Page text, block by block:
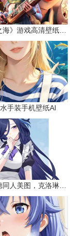
网易《遗忘之海》游戏高清壁纸精选
手装手机壁纸AI
原神克洛琳德同人美图，克洛琳德战败会怎样